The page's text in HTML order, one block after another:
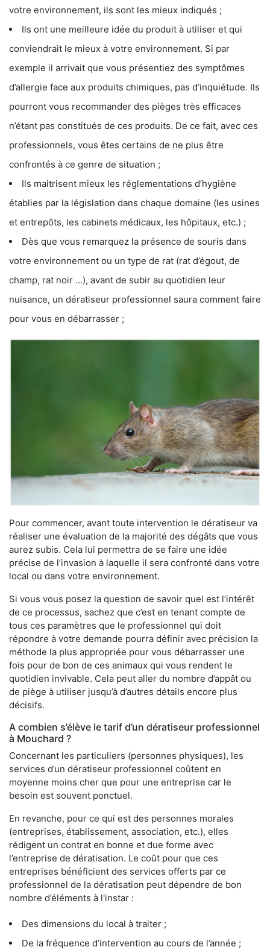
votre environnement, ils sont les mieux indiqués ;
Ils ont une meilleure idée du produit à utiliser et qui
conviendrait le mieux à votre environnement. Si par
exemple il arrivait que vous présentiez des symptômes
d’allergie face aux produits chimiques, pas d’inquiétude. Ils
pourront vous recommander des pièges très efficaces
n’étant pas constitués de ces produits. De ce fait, avec ces
professionnels, vous êtes certains de ne plus être
confrontés à ce genre de situation ;
Ils maitrisent mieux les réglementations d’hygiène
établies par la législation dans chaque domaine (les usines
et entrepôts, les cabinets médicaux, les hôpitaux, etc.) ;
Dès que vous remarquez la présence de souris dans
votre environnement ou un type de rat (rat d’égout, de
champ, rat noir …), avant de subir au quotidien leur
nuisance, un dératiseur professionnel saura comment faire
pour vous en débarrasser ;
Pour commencer, avant toute intervention le dératiseur va
réaliser une évaluation de la majorité des dégâts que vous
aurez subis. Cela lui permettra de se faire une idée
précise de l’invasion à laquelle il sera confronté dans votre
local ou dans votre environnement.
Si vous vous posez la question de savoir quel est l’intérêt
de ce processus, sachez que c’est en tenant compte de
tous ces paramètres que le professionnel qui doit
répondre à votre demande pourra définir avec précision la
méthode la plus appropriée pour vous débarrasser une
fois pour de bon de ces animaux qui vous rendent le
quotidien invivable. Cela peut aller du nombre d’appât ou
de piège à utiliser jusqu’à d’autres détails encore plus
décisifs.
A combien s’élève le tarif d’un dératiseur professionnel
à Mouchard ?
Concernant les particuliers (personnes physiques), les
services d’un dératiseur professionnel coûtent en
moyenne moins cher que pour une entreprise car le
besoin est souvent ponctuel.
En revanche, pour ce qui est des personnes morales
(entreprises, établissement, association, etc.), elles
rédigent un contrat en bonne et due forme avec
l’entreprise de dératisation. Le coût pour que ces
entreprises bénéficient des services offerts par ce
professionnel de la dératisation peut dépendre de bon
nombre d’éléments à l'instar :
Des dimensions du local à traiter ;
De la fréquence d’intervention au cours de l’année ;